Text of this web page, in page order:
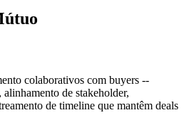
colaborativos com buyers --
de stakeholder,
de timeline que mantêm deals